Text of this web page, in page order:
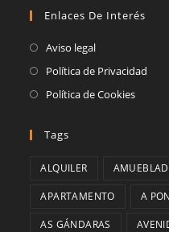
pestaña
nueva
una
pestaña
en
una
Enlaces De Interés
Aviso legal
Política de Privacidad
Política de Cookies
Tags
ALQUILER
APARTAMENTO A
AS GÁNDARAS